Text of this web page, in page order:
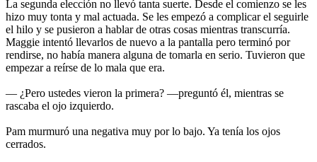
La segunda elección no llevó tanta suerte. Desde el comienzo se les
hizo muy tonta y mal actuada. Se les empezó a complicar el seguirle
el hilo y se pusieron a hablar de otras cosas mientras transcurría.
Maggie intentó llevarlos de nuevo a la pantalla pero terminó por
rendirse, no había manera alguna de tomarla en serio. Tuvieron que
empezar a reírse de lo mala que era.
— ¿Pero ustedes vieron la primera? —preguntó él, mientras se
rascaba el ojo izquierdo.
Pam murmuró una negativa muy por lo bajo. Ya tenía los ojos
cerrados.